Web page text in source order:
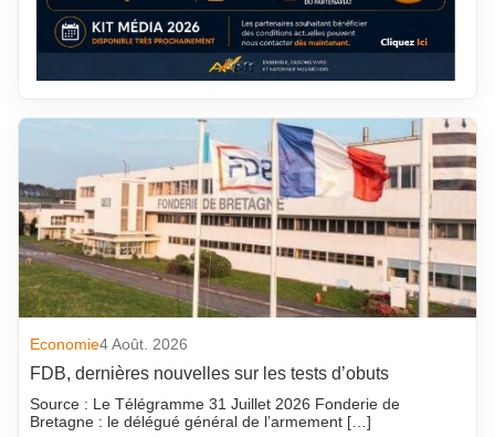
Economie4 Août. 2026
FDB, dernières nouvelles sur les tests d’obuts
Source : Le Télégramme 31 Juillet 2026 Fonderie de
Bretagne : le délégué général de l’armement […]